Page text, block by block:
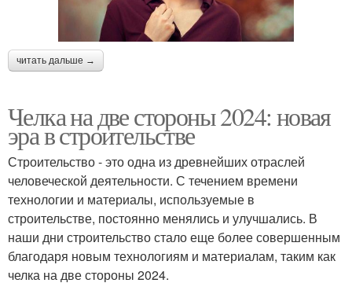
читать дальше →
Челка на две стороны 2024: новая
эра в строительстве
Строительство - это одна из древнейших отраслей
человеческой деятельности. С течением времени
технологии и материалы, используемые в
строительстве, постоянно менялись и улучшались. В
наши дни строительство стало еще более совершенным
благодаря новым технологиям и материалам, таким как
челка на две стороны 2024.